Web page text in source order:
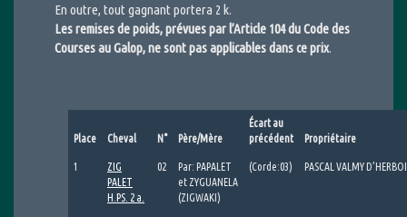
En outre, tout gagnant portera 2 k.
Les remises de poids, prévues par l’Article 104 du Code des
Courses au Galop, ne sont pas applicables dans ce prix.
Place Cheval N° Père/Mère
Écart au
précédent
Propriétaire
1
ZIG
PALET
H.PS. 2 a.
02
Par: PAPALET
et ZYGUANELA
(ZIGWAKI)
(Corde:03) PASCAL VALMY